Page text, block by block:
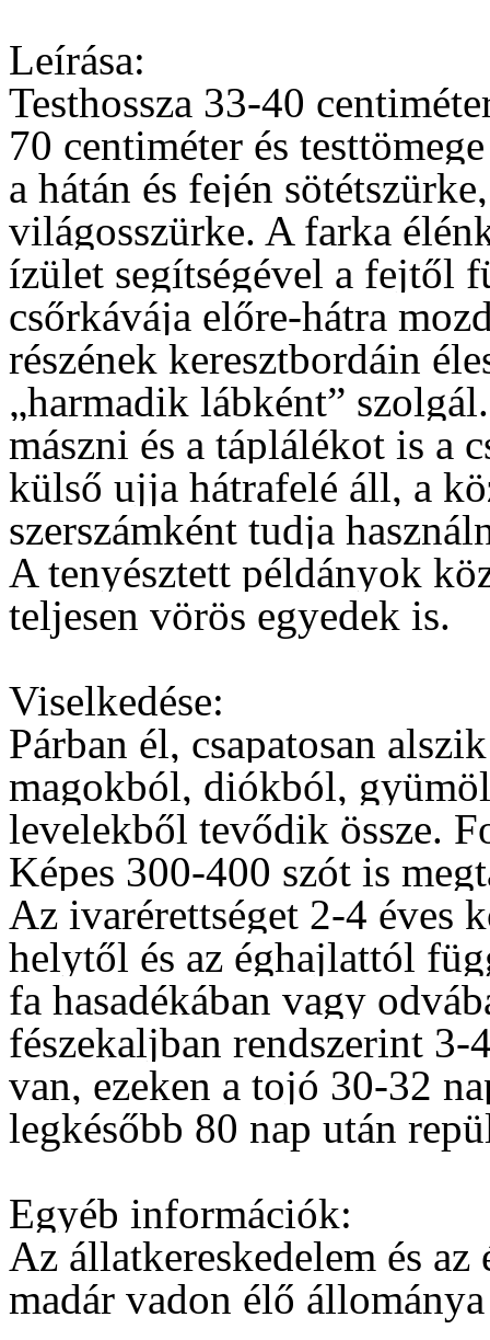
Leírása:
Testhossza 33-40
70 centiméter és
a hátán és fején
világosszürke. A farka
ízület segítségével a fejtől
csőrkávája előre-hátra
részének keresztbordáin
„harmadik lábként”
mászni és a táplálékot is a
külső ujja hátrafelé áll, a
szerszámként tudja
A tenyésztett példányok
teljesen vörös egyedek is.
Viselkedése:
Párban él, csapatosan
magokból, diókból,
levelekből tevődik össze.
Képes 300-400 szót is
Az ivarérettséget 2-4 éves
helytől és az éghajlattól
fa hasadékában vagy
fészekaljban rendszerint
van, ezeken a tojó 30-32
legkésőbb 80 nap után
Egyéb információk:
Az állatkereskedelem és
madár vadon élő